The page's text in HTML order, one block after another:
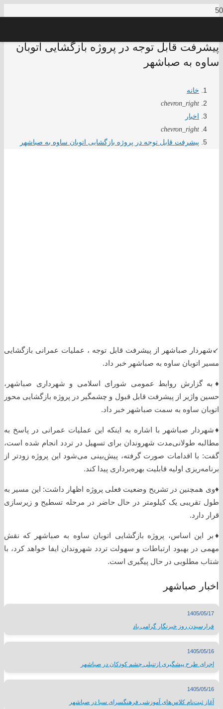
پیشرفت قابل توجه در پروژه بازگشایی اتوبان
ساوه به صباشهر
خانه
chevron_right
اخبار
chevron_right
پیشرفت قابل توجه در پروژه بازگشایی اتوبان ساوه به صباشهر
↙️شهردار صباشهر از پیشرفت قابل توجه ، عملیات عمرانی بازگشایی
مسیر اتوبان ساوه به صباشهر خبر داد.
♦️به گزارش روابط عمومی شورای اسلامی و شهرداری صباشهر،
حسین واژیر از پیشرفت قابل قبول و چشمگیر در پروژه بازگشایی محور
اتوبان ساوه به سمت صباشهر خبر داد.
♦️شهردار صباشهر با اشاره به اینکه این عملیات عمرانی در پاسخ به
مطالبه طولانی‌مدت شهروندان برای تسهیل در تردد انجام شده است،
گفت: با اقدامات صورت گرفته، پیش‌بینی می‌شود این پروژه زودتر از
برنامه‌ریزی اولیه قابلیت بهره‌برداری پیدا کند.
♦️وی همچنین در تشریح وضعیت فعلی پروژه اظهار داشت: این مسیر به
طول تقریبی یک کیلومتر در حال حاضر در مرحله تسطیح و زیرسازی
قرار دارد.
♦️بر این اساس، پروژه بازگشایی اتوبان ساوه به صباشهر که نقش
مهمی در بهبود ارتباطات و سهولت تردد شهروندان ایفا خواهد کرد، با
شتاب مطلوبی در حال پیگیری است.
اخبار صباشهر
1405/05/17
فرارسیدن روز خبرنگار گرامی باد
1405/05/16
اجرای طرح پیشگیری ازتنبلی چشم کودکان در صباشهر
1405/05/16
آغاز ثبت‌نام کلاس‌های آموزشی فرهنگسرای سبا در صباشهر